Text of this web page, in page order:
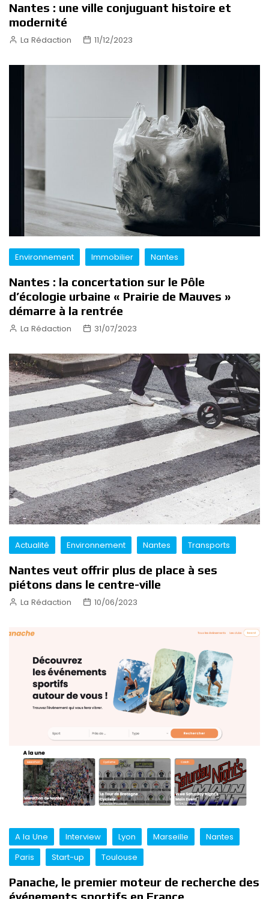
Nantes : une ville conjuguant histoire et
modernité
La Rédaction 11/12/2023
Environnement Immobilier Nantes
Nantes : la concertation sur le Pôle
d’écologie urbaine « Prairie de Mauves »
démarre à la rentrée
La Rédaction 31/07/2023
Actualité Environnement Nantes Transports
Nantes veut offrir plus de place à ses
piétons dans le centre-ville
La Rédaction 10/06/2023
A la Une Interview Lyon Marseille
Nantes
Paris
Start-up Toulouse
Panache, le premier moteur de recherche des
événements sportifs en France